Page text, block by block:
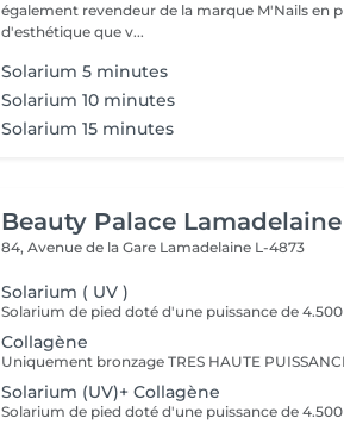
également revendeur de la marque M'Nails en
d'esthétique que v...
Solarium 5 minutes
Solarium 10 minutes
Solarium 15 minutes
Beauty Palace Lamadelaine
84, Avenue de la Gare Lamadelaine L-4873
Solarium ( UV )
Solarium de pied doté d'une puissance de
Collagène
Solarium (UV)+ Collagène